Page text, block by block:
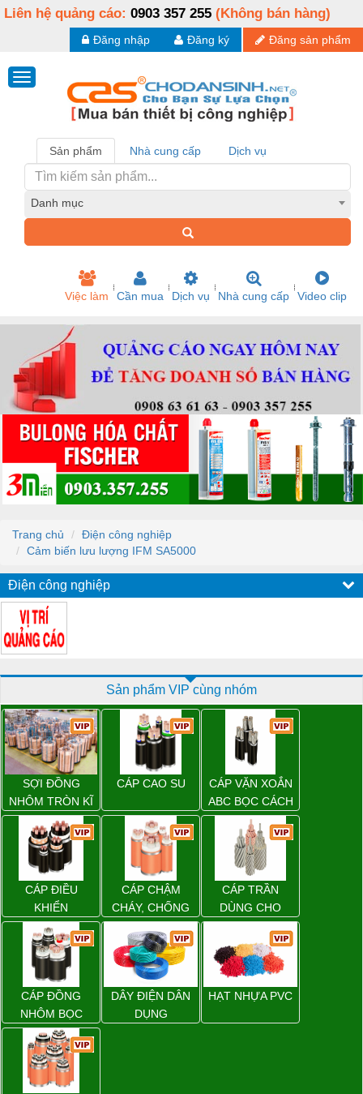
Liên hệ quảng cáo: 0903 357 255 (Không bán hàng)
Đăng sản phẩm
Đăng ký
Đăng nhập
Sản phẩm Nhà cung cấp Dịch vụ
Danh mục
Việc làm Cần mua Dịch vụ Nhà cung cấp Video clip
Trang chủ
Điện công nghiệp
Cảm biến lưu lượng IFM SA5000
Điện công nghiệp
Sản phẩm VIP cùng nhóm
SỢI ĐỒNG
NHÔM TRÒN KĨ
THUẬT ĐIỆN
CÁP CAO SU
CÁP VẶN XOẮN
ABC BỌC CÁCH
ĐIỆN XLPE
CÁP ĐIỀU
KHIỂN
CÁP CHẬM
CHÁY, CHỐNG
CHÁY
CÁP TRẦN
DÙNG CHO
ĐƯỜNG DÂY
TẢI ĐIỆN TRÊN
KHÔNG
CÁP ĐỒNG
NHÔM BỌC
DÂY ĐIỆN DÂN
DỤNG
HẠT NHỰA PVC